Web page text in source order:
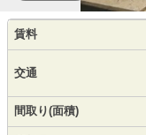
賃料
交通
間取り(面積)